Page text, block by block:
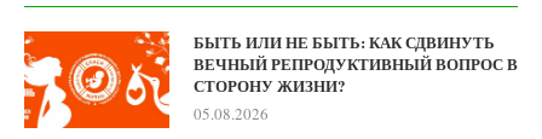
БЫТЬ ИЛИ НЕ БЫТЬ: КАК СДВИНУТЬ
ВЕЧНЫЙ РЕПРОДУКТИВНЫЙ ВОПРОС В
СТОРОНУ ЖИЗНИ?
05.08.2026